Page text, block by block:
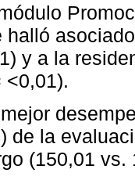
halló
y a la
<0,01).
de la
(150,01 vs.